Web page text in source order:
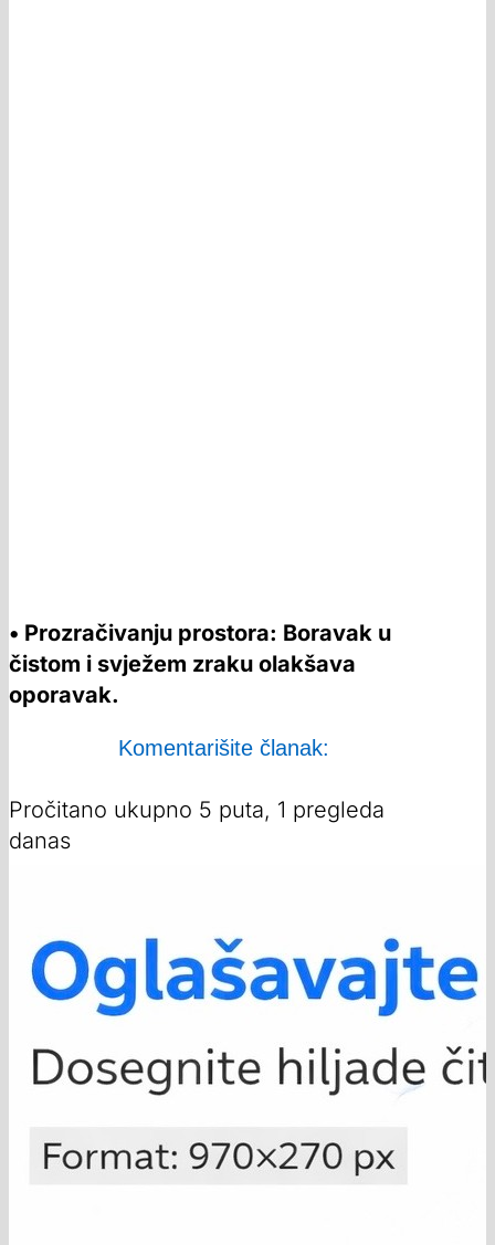
• Prozračivanju prostora: Boravak u
čistom i svježem zraku olakšava
oporavak.
Komentarišite članak:
Pročitano ukupno 5 puta, 1 pregleda
danas